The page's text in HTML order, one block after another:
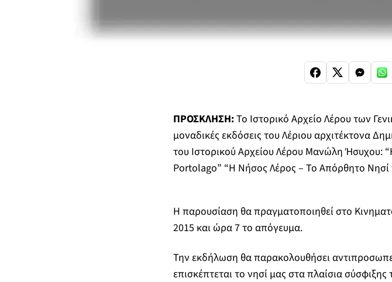
ΠΡΟΣΚΛΗΣΗ:Το Ιστορικό Αρχείο Λέρου των
μοναδικές εκδόσεις του Λέριου αρχιτέκτονα
του Ιστορικού Αρχείου Λέρου Μανώλη Ήσυχου:
Portolago” “Η Νήσος Λέρος – Το Απόρθητο Νησί
Η παρουσίαση θα πραγματοποιηθεί στο
2015 και ώρα 7 το απόγευμα.
Την εκδήλωση θα παρακολουθήσει
επισκέπτεται το νησί μας στα πλαίσια